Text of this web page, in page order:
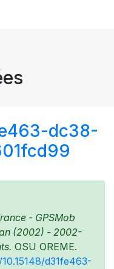
dc38-
- GPSMob
(2002) - 2002-
OSU OREME.
d31fe463-